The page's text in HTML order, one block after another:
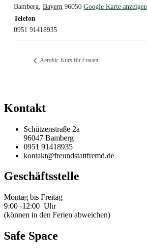
Bamberg Bayern 96050 Google Karte anzeigen
Telefon
0951 91418935
Aerobic-Kurs für Frauen
Kontakt
Schützenstraße 2a
96047 Bamberg
0951 91418935
kontakt@freundstattfremd.de
Geschäftsstelle
Montag bis Freitag
9:00 -12:00 Uhr
(können in den Ferien abweichen)
Safe Space